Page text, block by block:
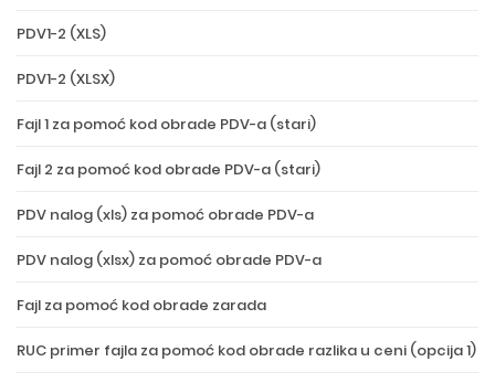
PDV1-2 (XLS)
PDV1-2 (XLSX)
Fajl 1 za pomoć kod obrade PDV-a (stari)
Fajl 2 za pomoć kod obrade PDV-a (stari)
PDV nalog (xls) za pomoć obrade PDV-a
PDV nalog (xlsx) za pomoć obrade PDV-a
Fajl za pomoć kod obrade zarada
RUC primer fajla za pomoć kod obrade razlika u ceni (opcija 1)